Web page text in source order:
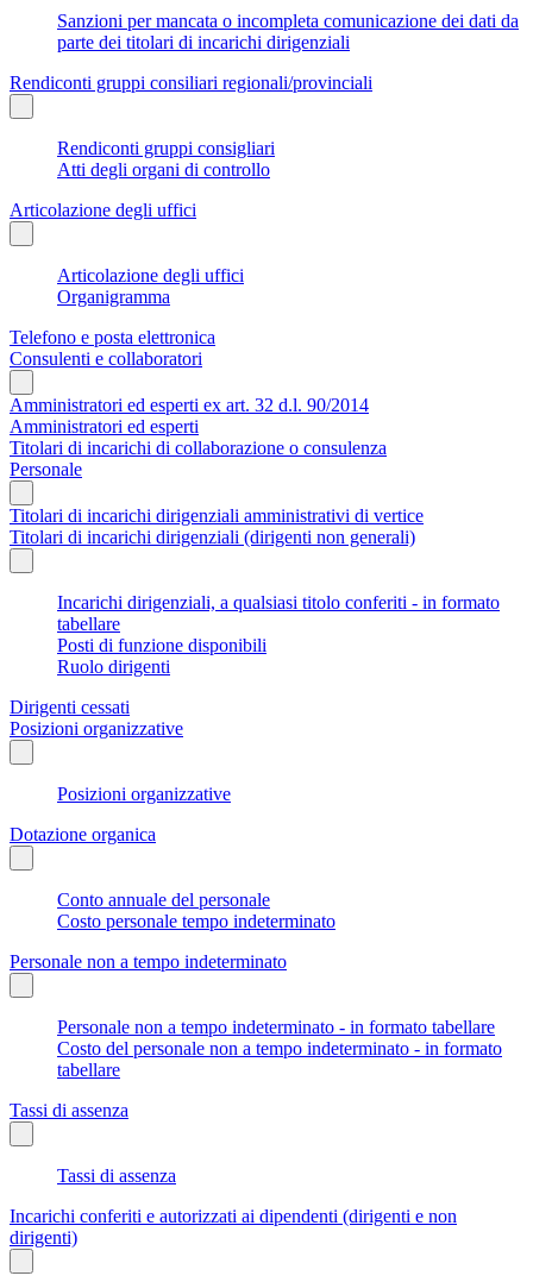
Sanzioni per mancata o incompleta comunicazione dei dati da
parte dei titolari di incarichi dirigenziali
Rendiconti gruppi consiliari regionali/provinciali
Rendiconti gruppi consigliari
Atti degli organi di controllo
Articolazione degli uffici
Articolazione degli uffici
Organigramma
Telefono e posta elettronica
Consulenti e collaboratori
Amministratori ed esperti ex art. 32 d.l. 90/2014
Amministratori ed esperti
Titolari di incarichi di collaborazione o consulenza
Personale
Titolari di incarichi dirigenziali amministrativi di vertice
Titolari di incarichi dirigenziali (dirigenti non generali)
Incarichi dirigenziali, a qualsiasi titolo conferiti - in formato
tabellare
Posti di funzione disponibili
Ruolo dirigenti
Dirigenti cessati
Posizioni organizzative
Posizioni organizzative
Dotazione organica
Conto annuale del personale
Costo personale tempo indeterminato
Personale non a tempo indeterminato
Personale non a tempo indeterminato - in formato tabellare
Costo del personale non a tempo indeterminato - in formato
tabellare
Tassi di assenza
Tassi di assenza
Incarichi conferiti e autorizzati ai dipendenti (dirigenti e non
dirigenti)